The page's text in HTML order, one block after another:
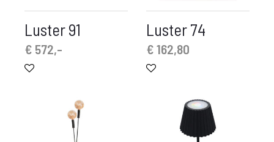
Luster 91
€ 572,-
Luster 74
€162,80